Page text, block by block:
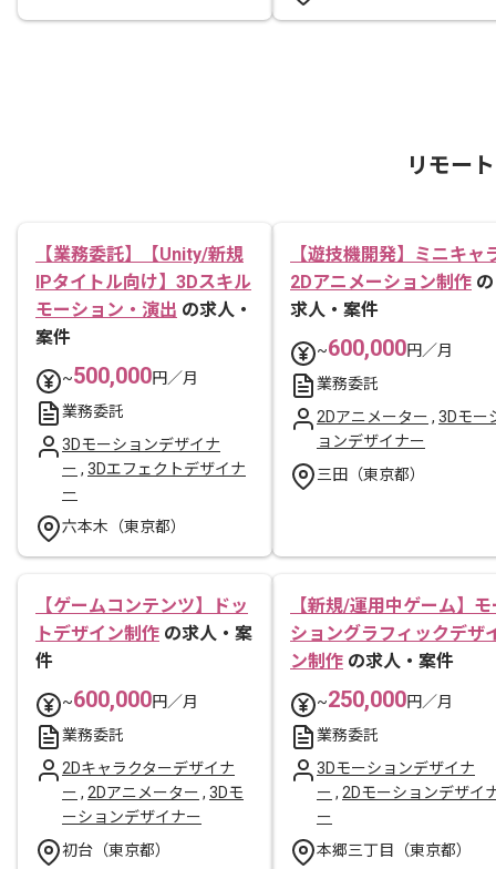
リモー
【業務委託】【Unity/新規
IPタイトル向け】3Dスキル
モーション・演出 の求人・
案件
~500,000円／月
業務委託
3Dモーションデザイナ
ー , 3Dエフェクトデザイナ
ー
六本木（東京都）
【遊技機開発】ミニキャ
2Dアニメーション制作 の
求人・案件
~600,000円／月
業務委託
2Dアニメーター , 3Dモー
ョンデザイナー
三田（東京都）
【ゲームコンテンツ】ドッ
トデザイン制作 の求人・案
件
~600,000円／月
業務委託
2Dキャラクターデザイナ
ー , 2Dアニメーター , 3Dモ
ーションデザイナー
初台（東京都）
【新規/運用中ゲーム】モ
ショングラフィックデザ
ン制作 の求人・案件
~250,000円／月
業務委託
3Dモーションデザイナ
ー , 2Dモーションデザイ
ー
本郷三丁目（東京都）